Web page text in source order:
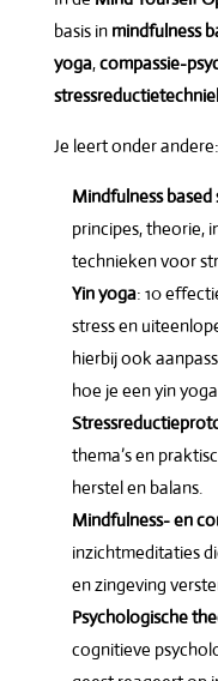
basis in mindfulness
yoga,compassie-
Je leert onder andere:
Mindfulness
principes, theorie,
technieken voor
Yin yoga: 10
stress en
hierbij ook
hoe je een yin
thema’s en
herstel en balans.
Mindfulness- en
inzichtmeditaties
en zingeving
Psychologische
cognitieve